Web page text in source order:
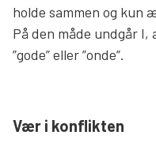
holde sammen og kun
På den måde undgår
”gode” eller ”onde”.
Vær i konflikten